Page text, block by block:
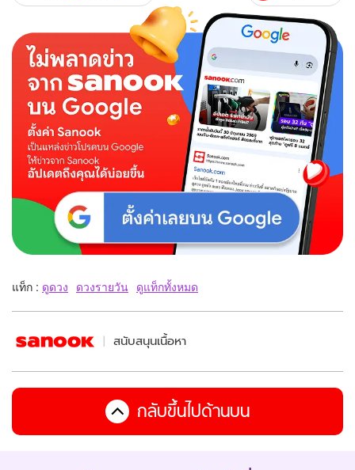
แท็ก : ดูดวง ดวงรายวัน ดูแท็กทั้งหมด
สนับสนุนเนื้อหา
กลับขึ้นไปด้านบน